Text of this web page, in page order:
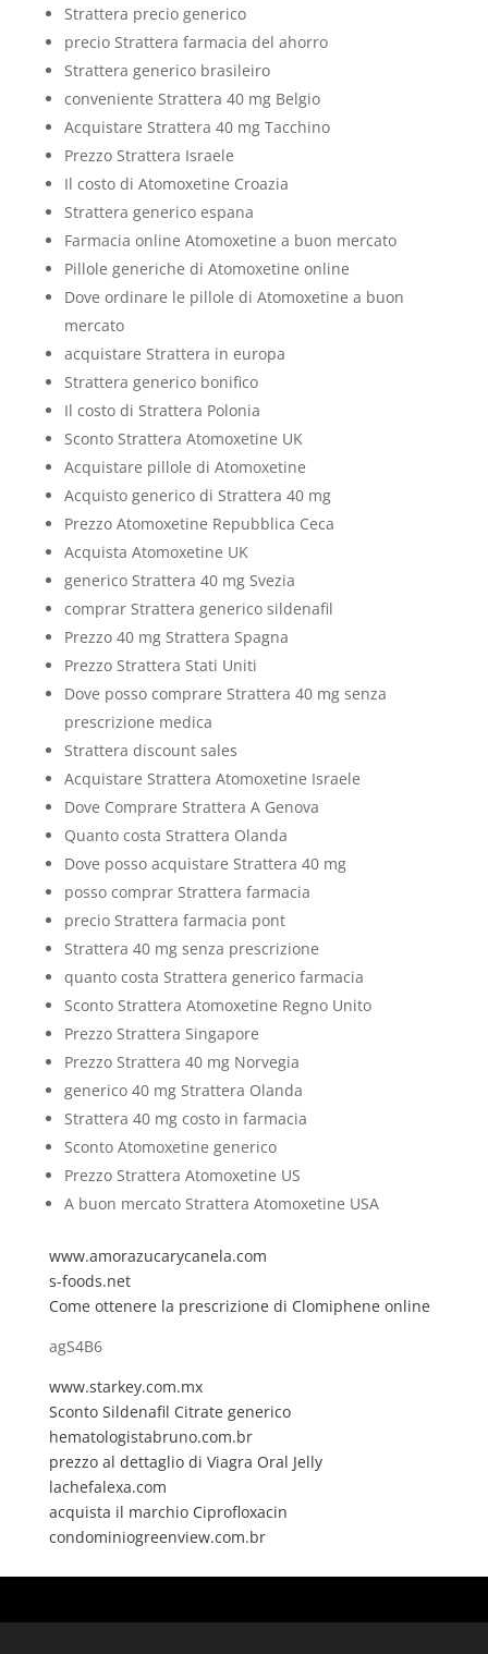
Strattera precio generico
precio Strattera farmacia del ahorro
Strattera generico brasileiro
conveniente Strattera 40 mg Belgio
Acquistare Strattera 40 mg Tacchino
Prezzo Strattera Israele
Il costo di Atomoxetine Croazia
Strattera generico espana
Farmacia online Atomoxetine a buon mercato
Pillole generiche di Atomoxetine online
Dove ordinare le pillole di Atomoxetine a buon
mercato
acquistare Strattera in europa
Strattera generico bonifico
Il costo di Strattera Polonia
Sconto Strattera Atomoxetine UK
Acquistare pillole di Atomoxetine
Acquisto generico di Strattera 40 mg
Prezzo Atomoxetine Repubblica Ceca
Acquista Atomoxetine UK
generico Strattera 40 mg Svezia
comprar Strattera generico sildenafil
Prezzo 40 mg Strattera Spagna
Prezzo Strattera Stati Uniti
Dove posso comprare Strattera 40 mg senza
prescrizione medica
Strattera discount sales
Acquistare Strattera Atomoxetine Israele
Dove Comprare Strattera A Genova
Quanto costa Strattera Olanda
Dove posso acquistare Strattera 40 mg
posso comprar Strattera farmacia
precio Strattera farmacia pont
Strattera 40 mg senza prescrizione
quanto costa Strattera generico farmacia
Sconto Strattera Atomoxetine Regno Unito
Prezzo Strattera Singapore
Prezzo Strattera 40 mg Norvegia
generico 40 mg Strattera Olanda
Strattera 40 mg costo in farmacia
Sconto Atomoxetine generico
Prezzo Strattera Atomoxetine US
A buon mercato Strattera Atomoxetine USA
www.amorazucarycanela.com
s-foods.net
Come ottenere la prescrizione di Clomiphene online
agS4B6
www.starkey.com.mx
Sconto Sildenafil Citrate generico
hematologistabruno.com.br
prezzo al dettaglio di Viagra Oral Jelly
lachefalexa.com
acquista il marchio Ciprofloxacin
condominiogreenview.com.br